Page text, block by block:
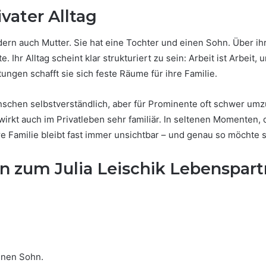
Alltag
auch Mutter. Sie hat eine Tochter und einen Sohn. Über
Ihr Alltag scheint klar strukturiert zu sein: Arbeit ist Arbeit,
schafft sie sich feste Räume für ihre Familie.
selbstverständlich, aber für Prominente oft schwer
auch im Privatleben sehr familiär. In seltenen
Familie bleibt fast immer unsichtbar – und genau so möchte
zum Julia Leischik
Sohn.